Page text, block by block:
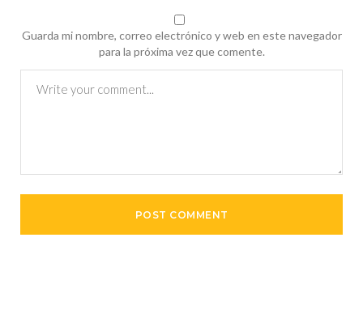
Guarda mi nombre, correo electrónico y web en este navegador
para la próxima vez que comente.